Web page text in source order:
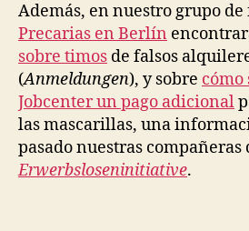
Además, en nuestro grupo de
Precarias en Berlín
sobre timos de falsos
(Anmeldungen), y sobre
Jobcenter un pago adicional
las mascarillas, una
pasado nuestras compañeras
Erwerbsloseninitiative.